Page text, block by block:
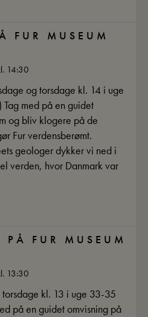
FUR MUSEUM
14:30
og torsdage kl. 14 i uge
med på en guidet
og bliv klogere på de
Fur verdensberømt.
geologer dykker vi ned i
verden, hvor Danmark var
FUR MUSEUM
13:30
kl. 13 i uge 33-35
på en guidet omvisning på